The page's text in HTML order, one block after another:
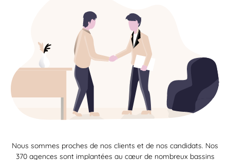
Nous sommes proches de nos clients et de nos candidats. Nos
370 agences sont implantées au cœur de nombreux bassins